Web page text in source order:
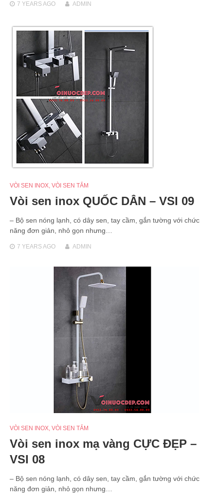
7 YEARSAGO ADMIN
VÒI SEN INOX, VÒI SEN TẮM
Vòi sen inox QUỐC DÂN – VSI 09
– Bộ sen nóng lạnh, có dây sen, tay cầm, gắn tường với chức
năng đơn giản, nhỏ gọn nhưng…
7 YEARSAGO ADMIN
VÒI SEN INOX, VÒI SEN TẮM
Vòi sen inox mạ vàng CỰC ĐẸP –
VSI 08
– Bộ sen nóng lạnh, có dây sen, tay cầm, gắn tường với chức
năng đơn giản, nhỏ gọn nhưng…